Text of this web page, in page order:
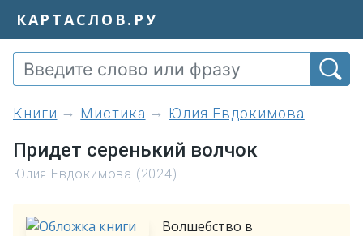
КАРТАСЛОВ.РУ
книги Мистика Юлия Евдокимова
Придет серенький волчок
Юлия Евдокимова (2024)
Волшебство в